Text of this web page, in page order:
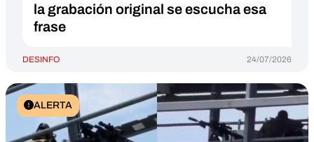
la grabación original se escucha esa
frase
DESINFO 24/07/2026
ALERTA